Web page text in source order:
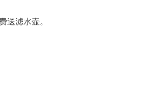
滤水壶。